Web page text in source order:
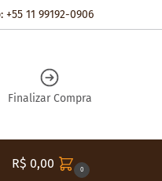
+55 11 99192-0906
Finalizar Compra
R$ 0,00 0